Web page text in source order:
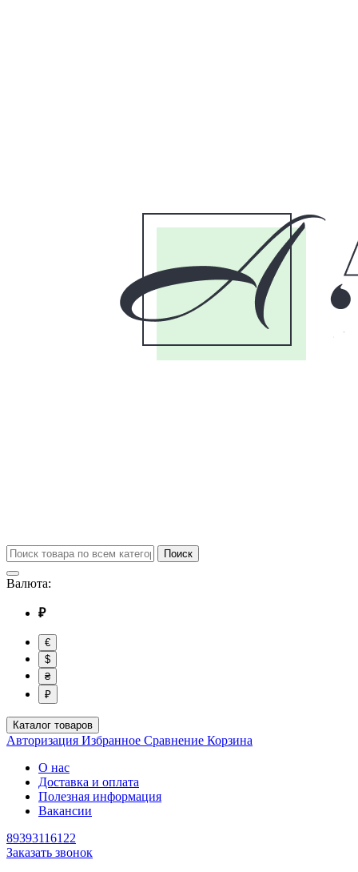
Поиск
Валюта:
₽
€
$
₴
₽
Каталог товаров
Авторизация Избранное Сравнение Корзина
О нас
Доставка и оплата
Полезная информация
Вакансии
89393116122
Заказать звонок